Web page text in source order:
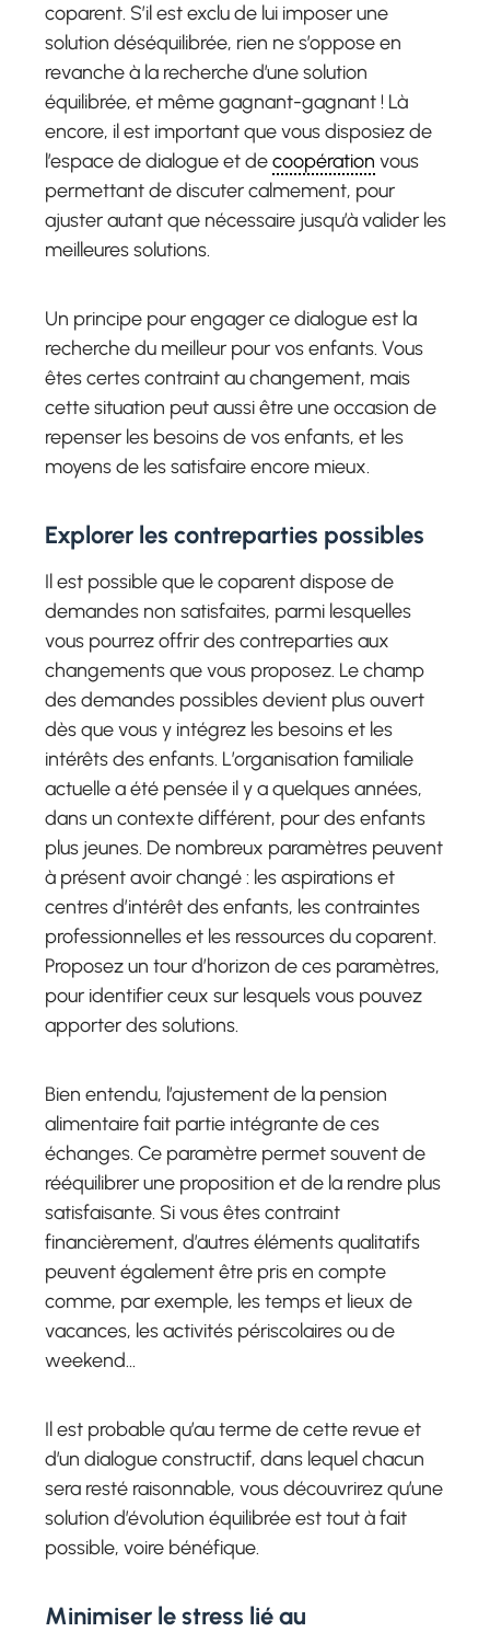
coparent. S’il est exclu de lui imposer une
solution déséquilibrée, rien ne s’oppose en
revanche à la recherche d’une solution
équilibrée, et même gagnant-gagnant ! Là
encore, il est important que vous disposiez de
l’espace de dialogue et decoopération vous
permettant de discuter calmement, pour
ajuster autant que nécessaire jusqu’à valider les
meilleures solutions.
Un principe pour engager ce dialogue est la
recherche du meilleur pour vos enfants. Vous
êtes certes contraint au changement, mais
cette situation peut aussi être une occasion de
repenser les besoins de vos enfants, et les
moyens de les satisfaire encore mieux.
Explorer les contreparties possibles
Il est possible que le coparent dispose de
demandes non satisfaites, parmi lesquelles
vous pourrez offrir des contreparties aux
changements que vous proposez. Le champ
des demandes possibles devient plus ouvert
dès que vous y intégrez les besoins et les
intérêts des enfants. L’organisation familiale
actuelle a été pensée il y a quelques années,
dans un contexte différent, pour des enfants
plus jeunes. De nombreux paramètres peuvent
à présent avoir changé : les aspirations et
centres d’intérêt des enfants, les contraintes
professionnelles et les ressources du coparent.
Proposez un tour d’horizon de ces paramètres,
pour identifier ceux sur lesquels vous pouvez
apporter des solutions.
Bien entendu, l’ajustement de la pension
alimentaire fait partie intégrante de ces
échanges. Ce paramètre permet souvent de
rééquilibrer une proposition et de la rendre plus
satisfaisante. Si vous êtes contraint
financièrement, d’autres éléments qualitatifs
peuvent également être pris en compte
comme, par exemple, les temps et lieux de
vacances, les activités périscolaires ou de
weekend…
Il est probable qu’au terme de cette revue et
d’un dialogue constructif, dans lequel chacun
sera resté raisonnable, vous découvrirez qu’une
solution d’évolution équilibrée est tout à fait
possible, voire bénéfique.
Minimiser le stress lié au